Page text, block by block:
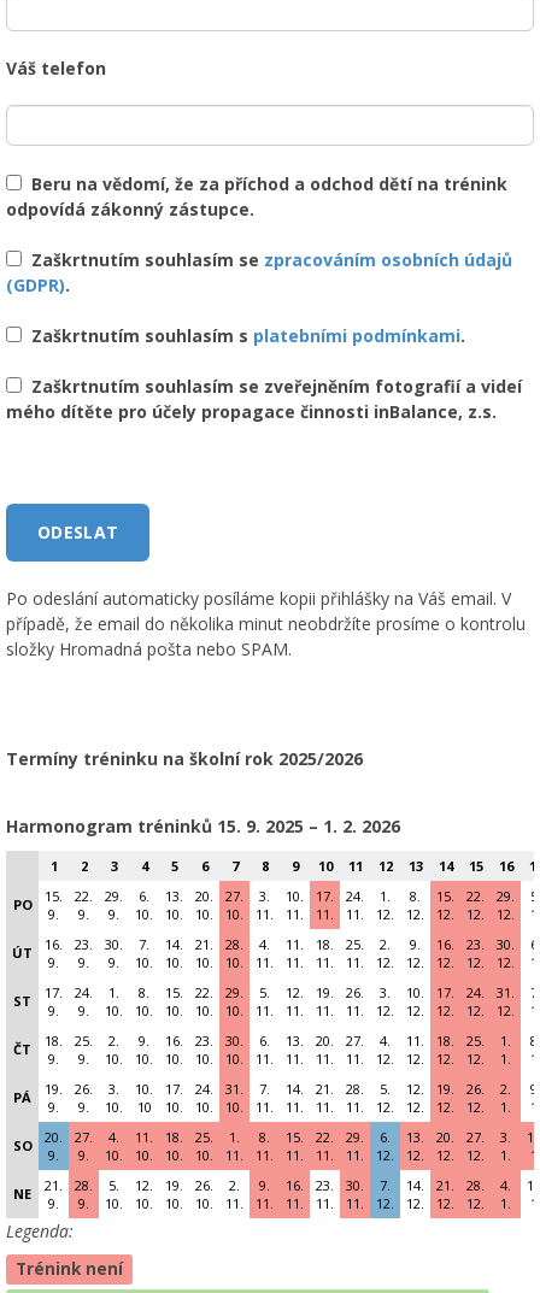
Váš telefon
Beru na vědomí, že za příchod a odchod dětí na trénink
odpovídá zákonný zástupce.
Zaškrtnutím souhlasím se zpracováním osobních údajů
(GDPR).
Zaškrtnutím souhlasím s platebními podmínkami.
Zaškrtnutím souhlasím se zveřejněním fotografií a videí
mého dítěte pro účely propagace činnosti inBalance, z.s.
Po odeslání automaticky posíláme kopii přihlášky na Váš email. V
případě, že email do několika minut neobdržíte prosíme o kontrolu
složky Hromadná pošta nebo SPAM.
Termíny tréninku na školní rok 2025/2026
Harmonogram tréninků 15. 9. 2025 – 1. 2. 2026
1 2 3 4 5 6 7 8 9 10 11 12 13 14 15 16
PO
15.
9.
22.
9.
29.
9.
6.
10.
13.
10.
20.
10.
27.
10.
3.
11.
10.
11.
17.
11.
24.
11.
1.
12.
8.
12.
15.
12.
22.
12.
29.
12.
5.
1.
ÚT
16.
9.
23.
9.
30.
9.
7.
10.
14.
10.
21.
10.
28.
10.
4.
11.
11.
11.
18.
11.
25.
11.
2.
12.
9.
12.
16.
12.
23.
12.
30.
12.
6.
1.
ST
17.
9.
24.
9.
1.
10.
8.
10.
15.
10.
22.
10.
29.
10.
5.
11.
12.
11.
19.
11.
26.
11.
3.
12.
10.
12.
17.
12.
24.
12.
31.
12.
7.
1.
ČT
18.
9.
25.
9.
2.
10.
9.
10.
16.
10.
23.
10.
30.
10.
6.
11.
13.
11.
20.
11.
27.
11.
4.
12.
11.
12.
18.
12.
25.
12.
1.
1.
8.
1.
PÁ
19.
9.
26.
9.
3.
10.
10.
10
17.
10.
24.
10.
31.
10.
7.
11.
14.
11.
21.
11.
28.
11.
5.
12.
12.
12.
19.
12.
26.
12.
2.
1.
9.
1.
SO
20.
9.
27.
9.
4.
10.
11.
10.
18.
10.
25.
10.
1.
11.
8.
11.
15.
11.
22.
11.
29.
11.
6.
12.
13.
12.
20.
12.
27.
12.
3.
1.
1.
NE
21.
9.
28.
9.
5.
10.
12.
10.
19.
10.
26.
10.
2.
11.
9.
11.
16.
11.
23.
11.
30.
11.
7.
12.
14.
12.
21.
12.
28.
12.
4.
1.
1.
Legenda:
Trénink není